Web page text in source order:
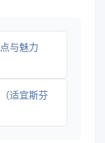
与魅力
适宜斯芬